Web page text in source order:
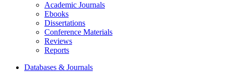
Academic Journals
Ebooks
Dissertations
Conference Materials
Reviews
Reports
Databases & Journals